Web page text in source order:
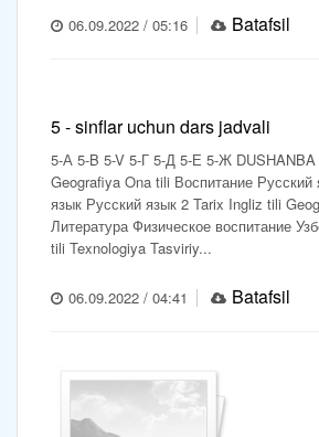
06.09.2022 / 05:16 Batafsil
5 - sinflar uchun dars jadvali
5-А 5-B 5-V 5-Г 5-Д 5-Е 5-Ж DUSHANBA
Geografiya Ona tili Воспитание Русский
язык Русский язык 2 Tarix Ingliz tili
Литература Физическое воспитание
tili Texnologiya Tasviriy...
06.09.2022 / 04:41 Batafsil